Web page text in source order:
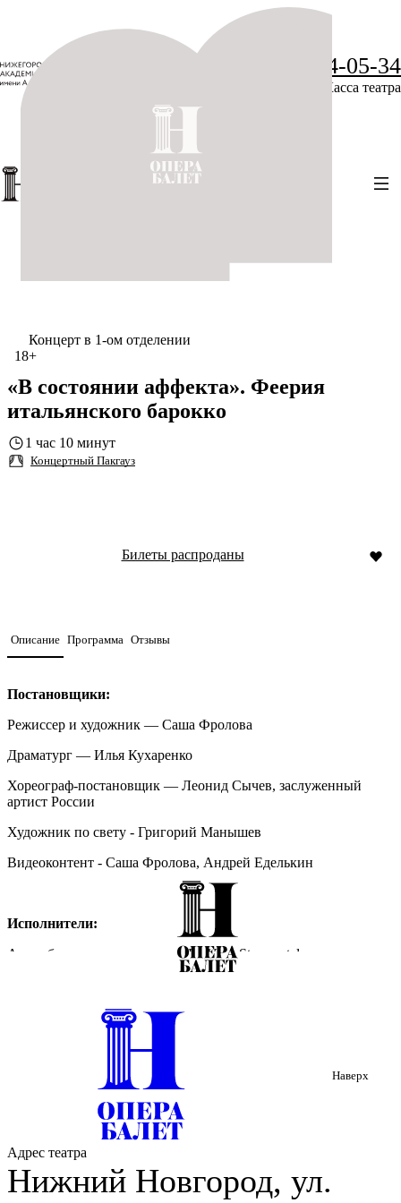
+7 (831) 234-05-34
Касса театра
Концерт в 1-ом отделении
18+
«В состоянии аффекта». Феерия
итальянского барокко
1 час 10 минут
Концертный Пакгауз
Билеты распроданы
Описание Программа Отзывы
Постановщики:
Режиссер и художник — Саша Фролова
Драматург — Илья Кухаренко
Хореограф-постановщик — Леонид Сычев, заслуженный
артист России
Художник по свету - Григорий Манышев
Видеоконтент - Саша Фролова, Андрей Еделькин
Исполнители:
Ансамбль солистов оркестра La Voce Strumentale
Нижегородского театра оперы и балета имени А.С. Пушкина
Диляра Идрисова (сопрано)
Сергей Годин (тенор)
Артисты балета театра
Описание:
Наверх
Адрес театра
Нижний Новгород, ул.